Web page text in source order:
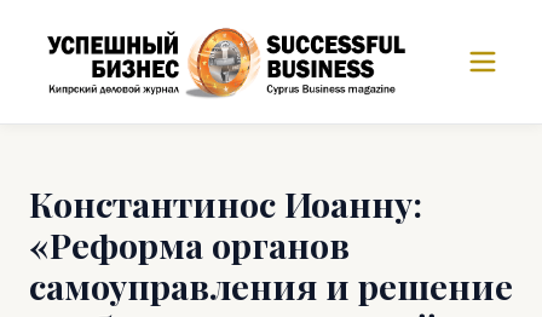
Константинос Иоанну:
«Реформа органов
самоуправления и решение